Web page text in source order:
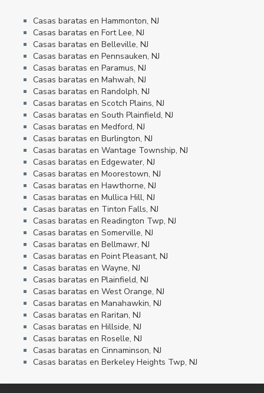
Casas baratas en Hammonton, NJ
Casas baratas en Fort Lee, NJ
Casas baratas en Belleville, NJ
Casas baratas en Pennsauken, NJ
Casas baratas en Paramus, NJ
Casas baratas en Mahwah, NJ
Casas baratas en Randolph, NJ
Casas baratas en Scotch Plains, NJ
Casas baratas en South Plainfield, NJ
Casas baratas en Medford, NJ
Casas baratas en Burlington, NJ
Casas baratas en Wantage Township, NJ
Casas baratas en Edgewater, NJ
Casas baratas en Moorestown, NJ
Casas baratas en Hawthorne, NJ
Casas baratas en Mullica Hill, NJ
Casas baratas en Tinton Falls, NJ
Casas baratas en Readington Twp, NJ
Casas baratas en Somerville, NJ
Casas baratas en Bellmawr, NJ
Casas baratas en Point Pleasant, NJ
Casas baratas en Wayne, NJ
Casas baratas en Plainfield, NJ
Casas baratas en West Orange, NJ
Casas baratas en Manahawkin, NJ
Casas baratas en Raritan, NJ
Casas baratas en Hillside, NJ
Casas baratas en Roselle, NJ
Casas baratas en Cinnaminson, NJ
Casas baratas en Berkeley Heights Twp, NJ